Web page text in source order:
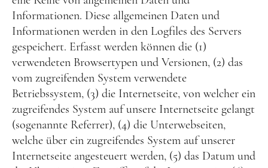
Informationen. Diese allgemeinen Daten und
Informationen werden in den Logfiles des Servers
gespeichert. Erfasst werden können die (1)
verwendeten Browsertypen und Versionen, (2) das
vom zugreifenden System verwendete
Betriebssystem, (3) die Internetseite, von welcher ein
zugreifendes System auf unsere Internetseite gelangt
(sogenannte Referrer), (4) die Unterwebseiten,
welche über ein zugreifendes System auf unserer
Internetseite angesteuert werden, (5) das Datum und